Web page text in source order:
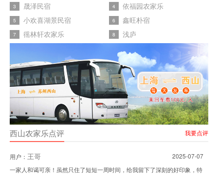
3 晟泽民宿 4 依福园农家乐
5 小欢喜湖景民宿 6 鑫旺朴宿
7 徭林轩农家乐 8 浅庐
西山农家乐点评 我要点评
用户： 王哥
2025-07-07
一家人和谒可亲！虽然只住了短短一周时间，给我留下了深刻的好印象，特